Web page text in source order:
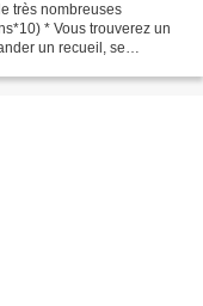
très nombreuses
* Vous trouverez un
un recueil, se